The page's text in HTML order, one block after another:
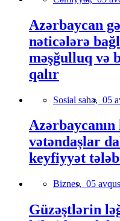
Azərbaycan
nəticələrə
məşğulluq və
qalır
Sosial sahə, 05
Azərbaycanın
vətəndaşlar
keyfiyyət
Biznes, 05
Güzəştlərin